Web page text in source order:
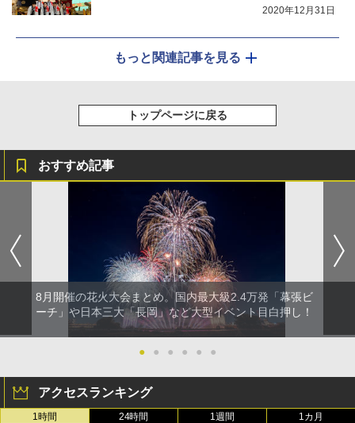
2020年12月31日
もっと関連記事を見る
トップページに戻る
おすすめ記事
8月開催の花火大会まとめ。国内最大級2.4万発「幕張ビ
ーチ」や日本三大「長岡」など大型イベント目白押し！
● ● ● ● ● ●
アクセスランキング
1時間 24時間 1週間 1カ月